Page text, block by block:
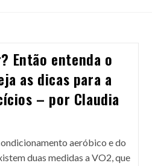
Então entenda o
as dicas para a
– por Claudia
aeróbico e do
duas medidas a VO2, que